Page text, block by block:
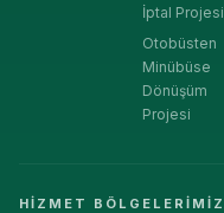
İptal Projesi
Otobüsten
Minübüse
Dönüşüm
Projesi
HIZMET BÖLGELERIMIZ